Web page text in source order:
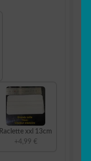
Raclette xxl 13cm
+4,99 €